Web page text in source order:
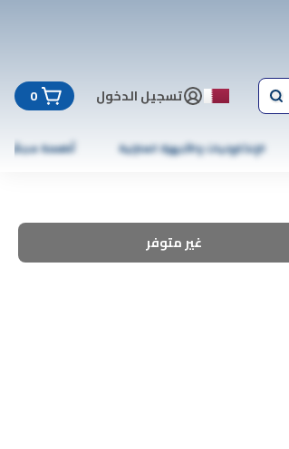
تسجيل الدخول 0
الإلكترونيات والأجهزة المنزلية أطعمة مجمّدة
غير متوفر